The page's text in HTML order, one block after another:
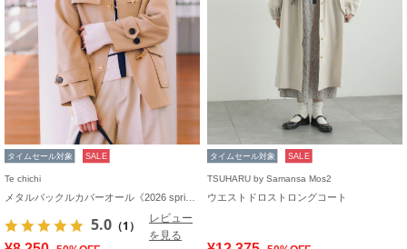
タイムセール対象 SALE
Te chichi
5.0 （1）
レビュー
を見る
タイムセール対象 SALE
TSUHARU by Samansa Mos2
ウエストドロストロングコート